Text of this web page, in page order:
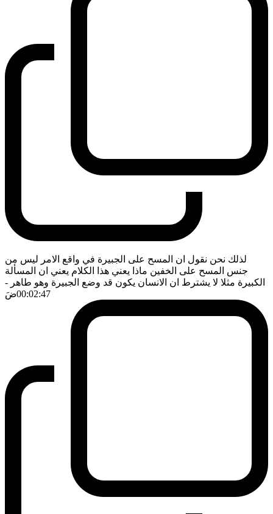
لذلك نحن نقول ان المسح على الجبيرة في واقع الامر ليس من
جنس المسح على الخفين ماذا يعني هذا الكلام يعني ان المسألة
الكبيرة مثلا لا يشترط ان الانسان يكون قد وضع الجبيرة وهو طاهر -
00:02:47ضَ